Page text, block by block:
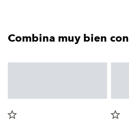
Combina muy bien con
star_border
star_border